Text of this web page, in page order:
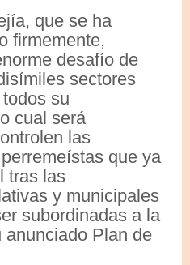
que se ha
firmemente,
desafío de
sectores
su
cual será
las
que ya
tras las
y municipales
subordinadas a la
anunciado Plan de